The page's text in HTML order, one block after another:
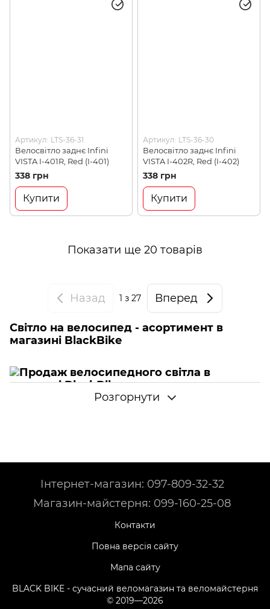
Артикул: LTS-36-31
Велосвітло заднє Infini
VISTA I-401R, Red (I-401)
338 грн
Купити
Артикул: LTS-36-30
Велосвітло заднє Infini
VISTA I-402R, Red (I-402)
338 грн
Купити
Показати ще 20 товарів
Назад 1 з 27 Вперед
Світло на велосипед - асортимент в
магазині BlackBike
помічати вас.
В нашому магазині представлений широкий
асортимент велосвітла:
Велосипедні фари
Комплекти переднього і заднього світла
Розгорнути
Інтернет-магазин: 097-809-32-32
Магазин-майстерня: 099-160-25-08
Контакти
Повна версія сайту
Мапа сайту
BLACK BIKE - сучасний веломагазин та веломайстерня
© 2019—2026